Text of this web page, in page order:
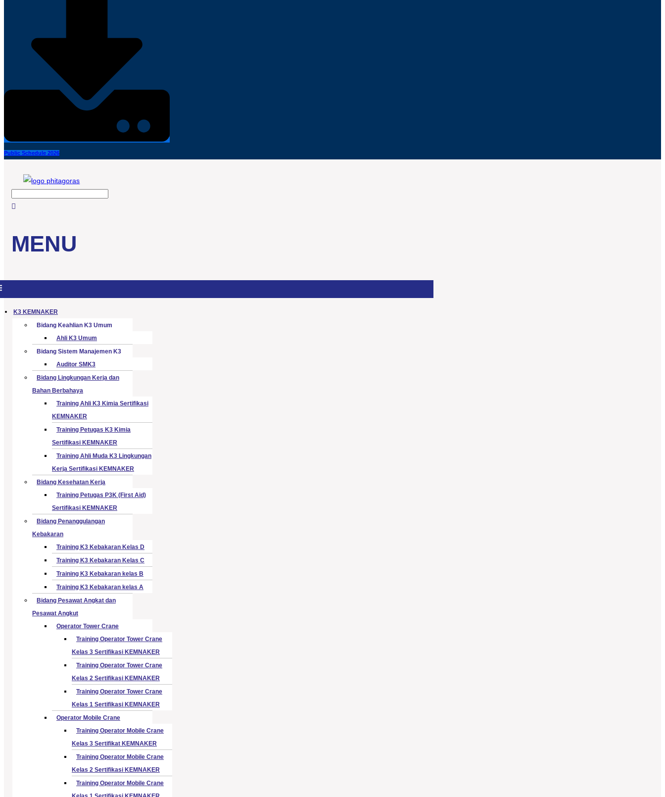
Public Schedule 2026
MENU
K3 KEMNAKER
Bidang Keahlian K3 Umum
Ahli K3 Umum
Bidang Sistem Manajemen K3
Auditor SMK3
Bidang Lingkungan Kerja dan
Bahan Berbahaya
Training Ahli K3 Kimia Sertifikasi
KEMNAKER
Training Petugas K3 Kimia
Sertifikasi KEMNAKER
Training Ahli Muda K3 Lingkungan
Kerja Sertifikasi KEMNAKER
Bidang Kesehatan Kerja
Training Petugas P3K (First Aid)
Sertifikasi KEMNAKER
Bidang Penanggulangan
Kebakaran
Training K3 Kebakaran Kelas D
Training K3 Kebakaran Kelas C
Training K3 Kebakaran kelas B
Training K3 Kebakaran kelas A
Bidang Pesawat Angkat dan
Pesawat Angkut
Operator Tower Crane
Training Operator Tower Crane
Kelas 3 Sertifikasi KEMNAKER
Training Operator Tower Crane
Kelas 2 Sertifikasi KEMNAKER
Training Operator Tower Crane
Kelas 1 Sertifikasi KEMNAKER
Operator Mobile Crane
Training Operator Mobile Crane
Kelas 3 Sertifikat KEMNAKER
Training Operator Mobile Crane
Kelas 2 Sertifikasi KEMNAKER
Training Operator Mobile Crane